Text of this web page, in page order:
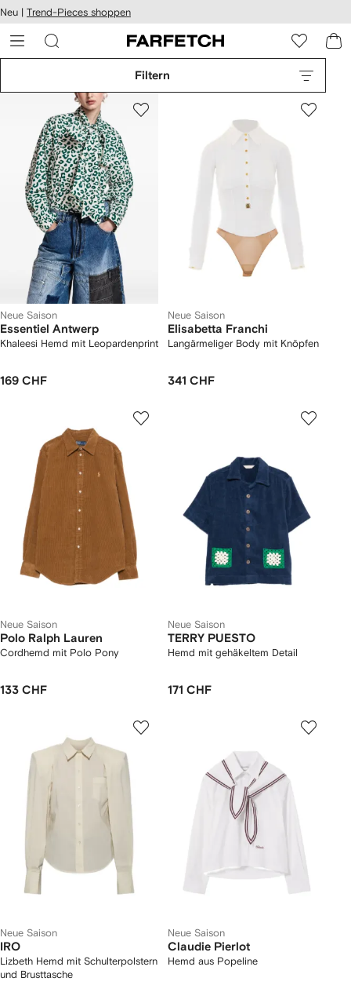
zum
Neu | Trend-Pieces shoppen
Filtern
Neue Saison
Essentiel Antwerp
Khaleesi Hemd mit Leopardenprint
169 CHF
Neue Saison
Elisabetta Franchi
Langärmeliger Body mit Knöpfen
341 CHF
Neue Saison
Polo Ralph Lauren
Cordhemd mit Polo Pony
133 CHF
Neue Saison
TERRY PUESTO
Hemd mit gehäkeltem Detail
171 CHF
Neue Saison
IRO
Lizbeth Hemd mit Schulterpolstern
und Brusttasche
Neue Saison
Claudie Pierlot
Hemd aus Popeline